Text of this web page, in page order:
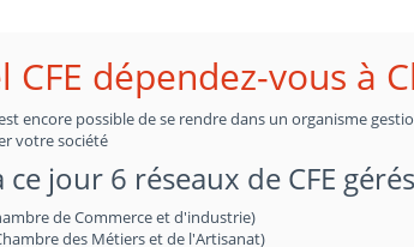
CFE dépendez-vous à
est encore possible de se rendre dans un organisme
votre société
ce jour 6 réseaux de CFE
de Commerce et d'industrie)
des Métiers et de l'Artisanat)